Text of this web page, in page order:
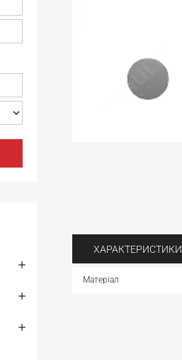
ХАРАКТЕРИСТИКИ
Матеріал